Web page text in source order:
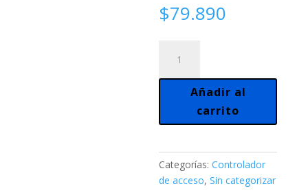
$79.890
Control
Acceso
Tarjeta
Clave.
Fuente
cantidad
Añadir al
carrito
Categorías:Controlador
de acceso,Sin categorizar